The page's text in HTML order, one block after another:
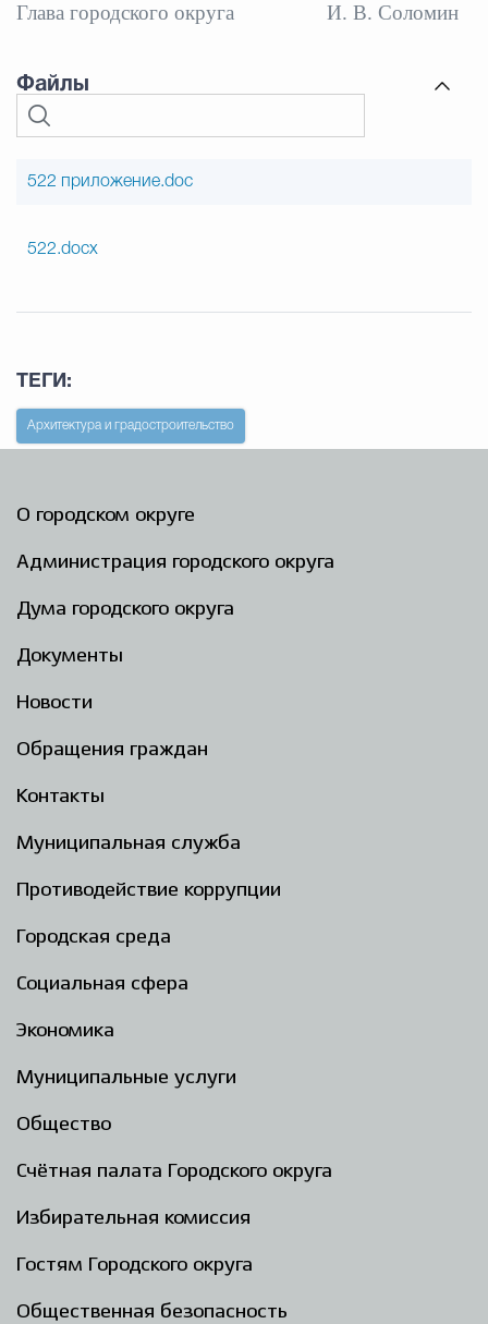
Глава городского округа И. В. Соломин
Файлы
522 приложение.doc
522.docx
ТЕГИ:
Архитектура и градостроительство
О городском округе
Администрация городского округа
Дума городского округа
Документы
Новости
Обращения граждан
Контакты
Муниципальная служба
Противодействие коррупции
Городская среда
Социальная сфера
Экономика
Муниципальные услуги
Общество
Счётная палата Городского округа
Избирательная комиссия
Гостям Городского округа
Общественная безопасность